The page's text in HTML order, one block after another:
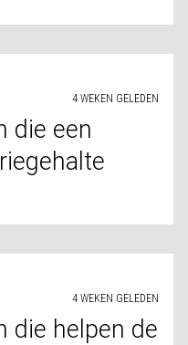
4 WEKEN GELEDEN
die een
4 WEKEN GELEDEN
die helpen de